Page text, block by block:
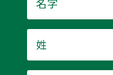
字
*
*